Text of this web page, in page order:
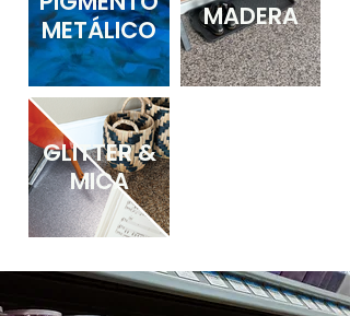
METÁLICO
MADERA
GLITTER &
MICA